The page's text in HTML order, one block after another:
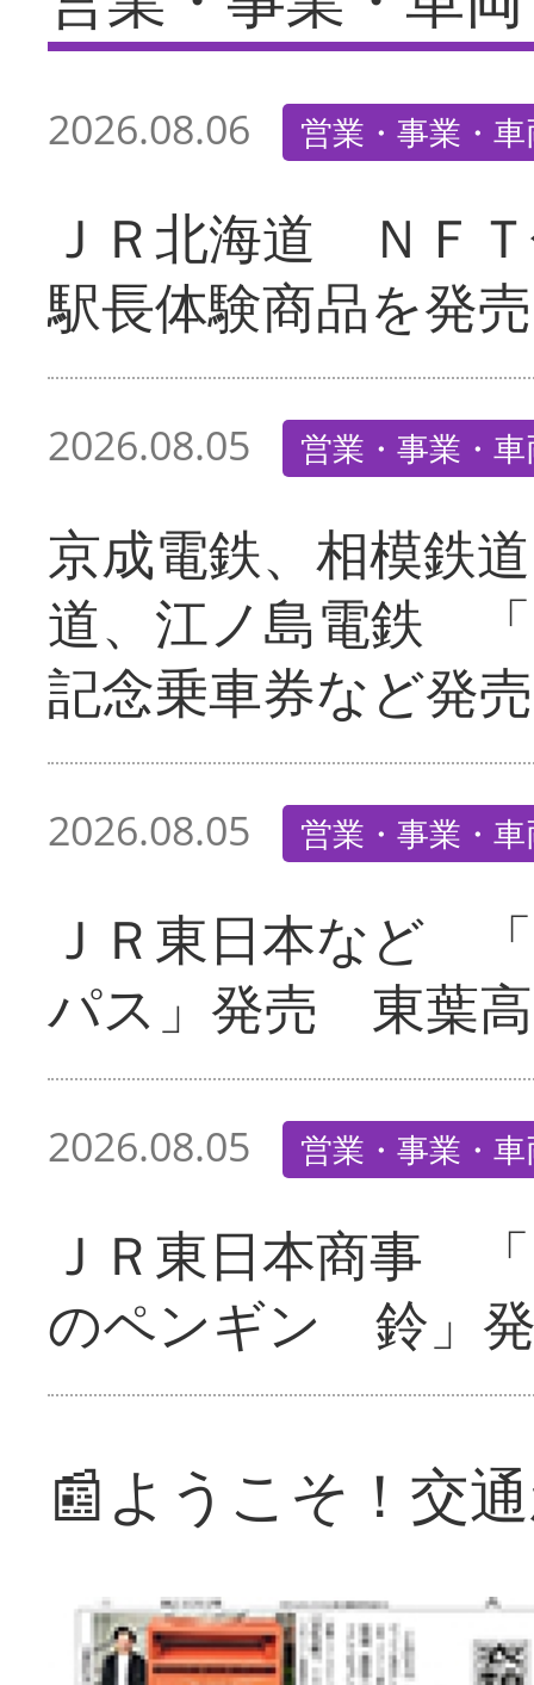
2026.08.06 営業・事業・
ＪＲ北海道 ＮＦ
駅長体験商品を発売
2026.08.05 営業・事業・
京成電鉄、相模鉄
道、江ノ島電鉄
記念乗車券など発売
2026.08.05 営業・事業・
ＪＲ東日本など
パス」発売 東葉
2026.08.05 営業・事業・
ＪＲ東日本商事
のペンギン 鈴」
📰ようこそ！交